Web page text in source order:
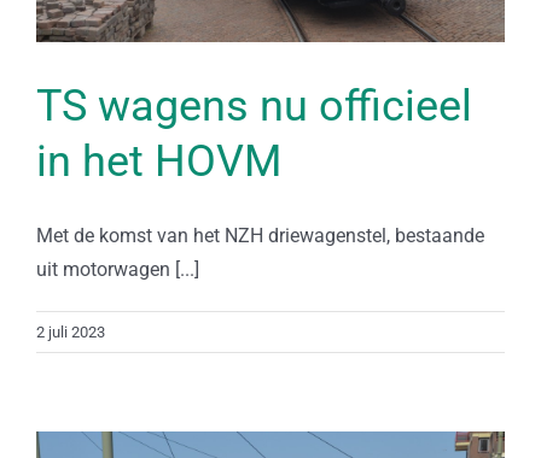
TS wagens nu officieel
in het HOVM
Met de komst van het NZH driewagenstel, bestaande
uit motorwagen [...]
2 juli 2023